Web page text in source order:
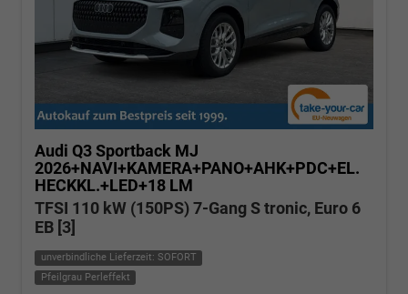
Audi Q3 Sportback MJ
2026+NAVI+KAMERA+PANO+AHK+PDC+EL.
HECKKL.+LED+18 LM
TFSI 110 kW (150PS) 7-Gang S tronic, Euro 6
EB [3]
unverbindliche Lieferzeit: SOFORT
Pfeilgrau Perleffekt